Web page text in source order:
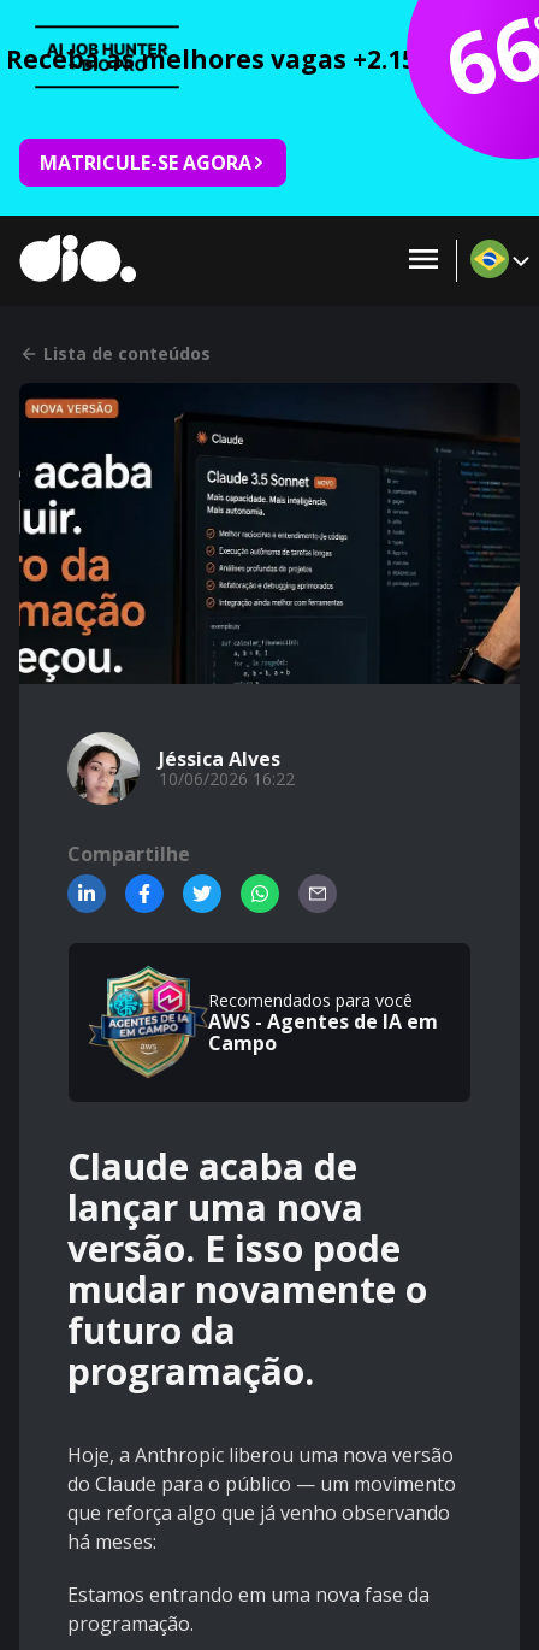
Receba as melhores vagas +2.150 cursos
MATRICULE-SE AGORA
Lista de conteúdos
Jéssica Alves
10/06/2026 16:22
Compartilhe
Recomendados para você
AWS - Agentes de IA em
Campo
Claude acaba de
lançar uma nova
versão. E isso pode
mudar novamente o
futuro da
programação.
Hoje, a Anthropic liberou uma nova versão
do Claude para o público — um movimento
que reforça algo que já venho observando
há meses:
Estamos entrando em uma nova fase da
programação.